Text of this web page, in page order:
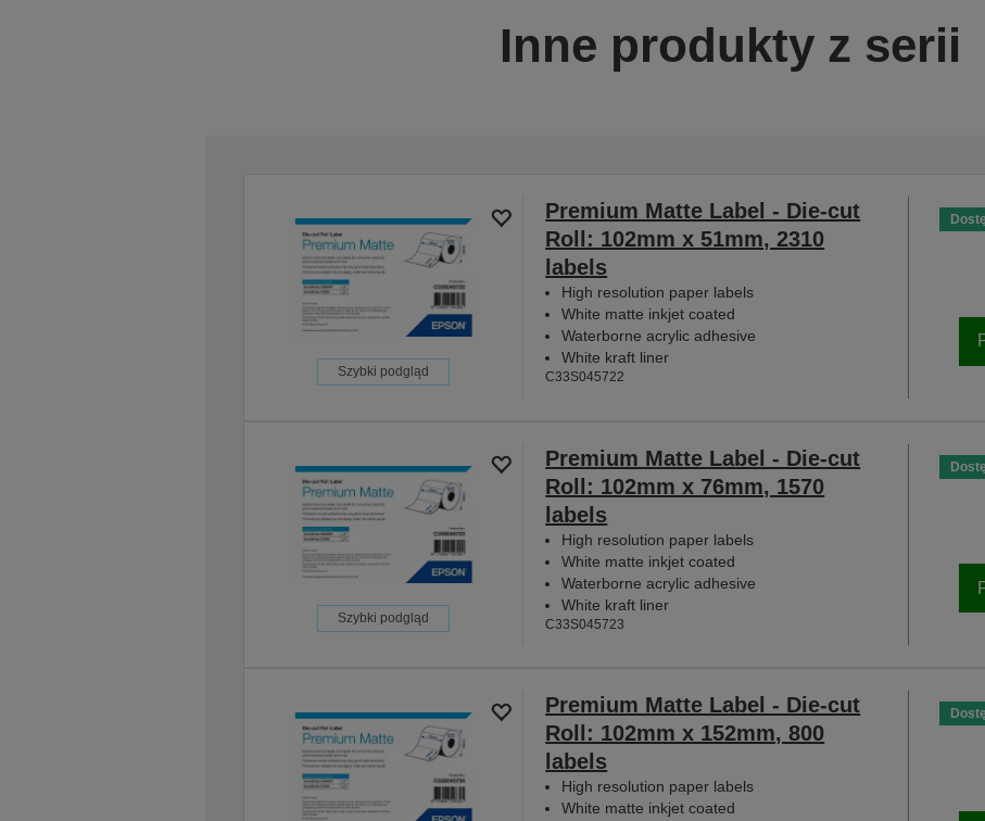
Inne produkty z serii
Szybki podgląd
Premium Matte Label - Die-cut
Roll: 102mm x 51mm, 2310
labels
High resolution paper labels
White matte inkjet coated
Waterborne acrylic adhesive
White kraft liner
C33S045722
Szybki podgląd
Premium Matte Label - Die-cut
Roll: 102mm x 76mm, 1570
labels
High resolution paper labels
White matte inkjet coated
Waterborne acrylic adhesive
White kraft liner
C33S045723
Premium Matte Label - Die-cut
Roll: 102mm x 152mm, 800
labels
High resolution paper labels
White matte inkjet coated